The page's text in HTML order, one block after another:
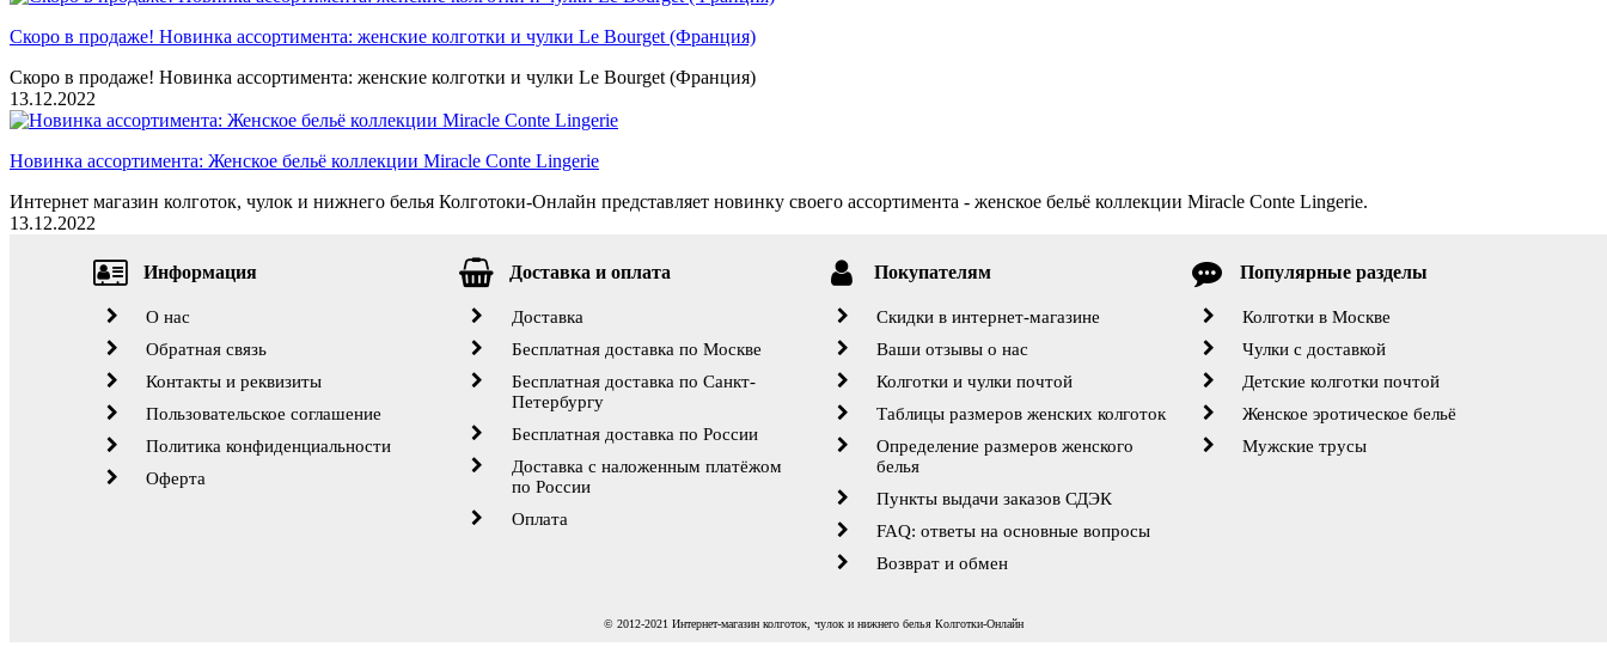
Скоро в продаже! Новинка ассортимента: женские колготки и чулки Le Bourget (Франция)
Скоро в продаже! Новинка ассортимента: женские колготки и чулки Le Bourget (Франция)
13.12.2022
Новинка ассортимента: Женское бельё коллекции Miracle Conte Lingerie
Интернет магазин колготок, чулок и нижнего белья Колготоки-Онлайн представляет новинку своего ассортимента - женское бельё коллекции Miracle Conte Lingerie.
13.12.2022
Информация
О нас
Обратная связь
Контакты и реквизиты
Пользовательское соглашение
Политика конфиденциальности
Оферта
Доставка и оплата
Доставка
Бесплатная доставка по Москве
Бесплатная доставка по Санкт-
Петербургу
Бесплатная доставка по России
Доставка с наложенным платёжом
по России
Оплата
Покупателям
Скидки в интернет-магазине
Ваши отзывы о нас
Колготки и чулки почтой
Таблицы размеров женских колготок
Определение размеров женского
белья
Пункты выдачи заказов СДЭК
FAQ: ответы на основные вопросы
Возврат и обмен
Популярные разделы
Колготки в Москве
Чулки с доставкой
Детские колготки почтой
Женское эротическое бельё
Мужские трусы
© 2012-2021 Интернет-магазин колготок, чулок и нижнего белья Колготки-Онлайн